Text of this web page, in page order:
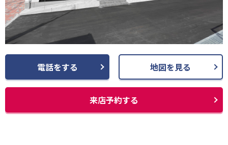
電話をする 地図を見る
来店予約する